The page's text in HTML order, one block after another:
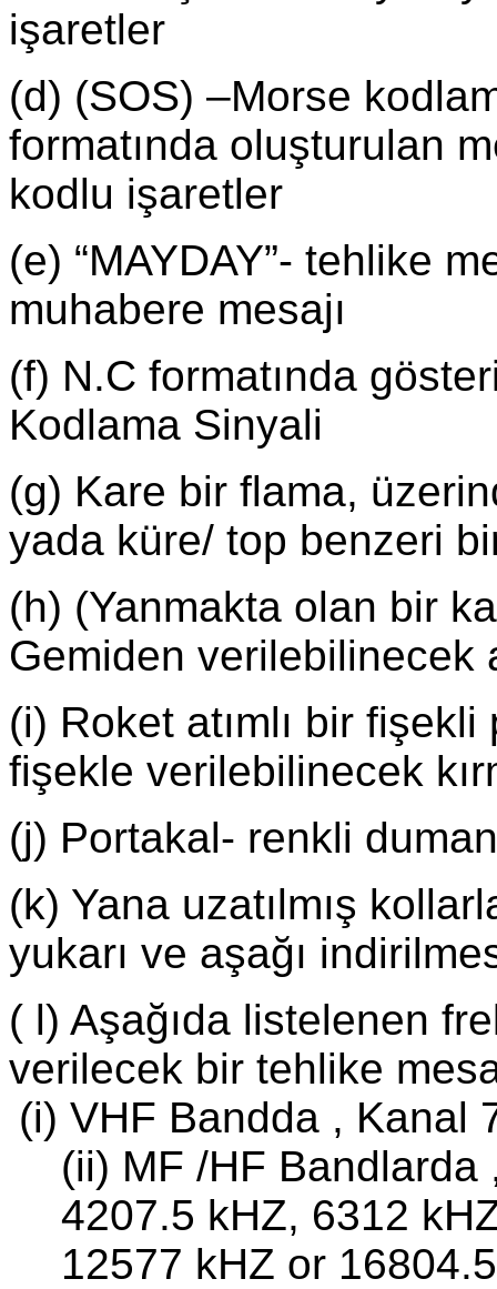
işaretler
(d) (SOS) –Morse
formatında oluşturulan
kodlu işaretler
(e) “MAYDAY”- tehlike
muhabere mesajı
(f) N.C formatında
Kodlama Sinyali
(g) Kare bir flama,
yada küre/ top benzeri
(h) (Yanmakta olan bir
Gemiden verilebilinecek
(i) Roket atımlı bir
fişekle verilebilinecek
(j) Portakal- renkli
(k) Yana uzatılmış
yukarı ve aşağı
( l) Aşağıda listelenen
verilecek bir tehlike
(i) VHF Bandda , Kanal
(ii) MF /HF
4207.5 kHZ, 6312
12577 kHZ or